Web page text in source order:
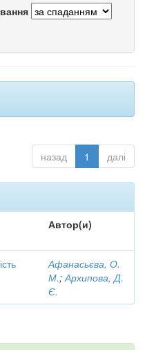
назад 1 далі
Автор(и)
Афанасьєва, О.
М.;Архипова, Д.
Є.